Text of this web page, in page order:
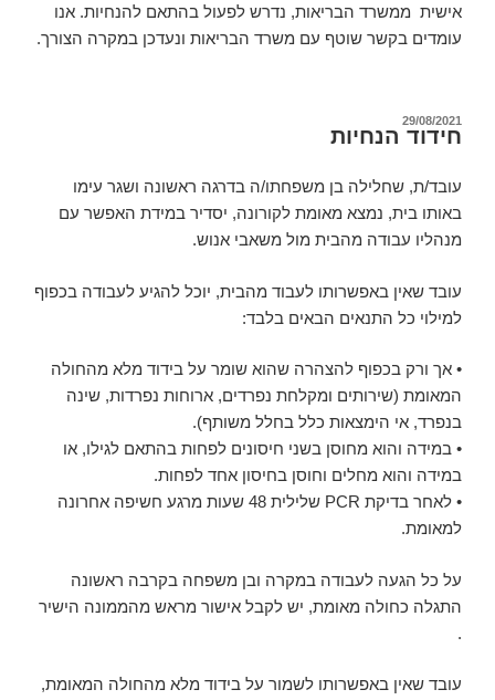
אישית ממשרד הבריאות, נדרש לפעול בהתאם להנחיות. אנו
עומדים בקשר שוטף עם משרד הבריאות ונעדכן במקרה הצורך.
פורסם
ב
29/08/2021
חידוד הנחיות
עובד/ת, שחלילה בן משפחתו/ה בדרגה ראשונה ושגר עימו
באותו בית, נמצא מאומת לקורונה, יסדיר במידת האפשר עם
מנהליו עבודה מהבית מול משאבי אנוש.
עובד שאין באפשרותו לעבוד מהבית, יוכל להגיע לעבודה בכפוף
למילוי כל התנאים הבאים בלבד:
• אך ורק בכפוף להצהרה שהוא שומר על בידוד מלא מהחולה
המאומת (שירותים ומקלחת נפרדים, ארוחות נפרדות, שינה
בנפרד, אי הימצאות כלל בחלל משותף).
• במידה והוא מחוסן בשני חיסונים לפחות בהתאם לגילו, או
במידה והוא מחלים וחוסן בחיסון אחד לפחות.
• לאחר בדיקת PCR שלילית 48 שעות מרגע חשיפה אחרונה
למאומת.
על כל הגעה לעבודה במקרה ובן משפחה בקרבה ראשונה
התגלה כחולה מאומת, יש לקבל אישור מראש מהממונה הישיר
.
עובד שאין באפשרותו לשמור על בידוד מלא מהחולה המאומת,